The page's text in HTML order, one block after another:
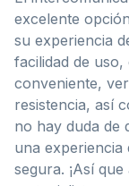
excelente
su experiencia
facilidad de
conveniente,
resistencia, así
no hay duda de
una experiencia
segura. ¡Así